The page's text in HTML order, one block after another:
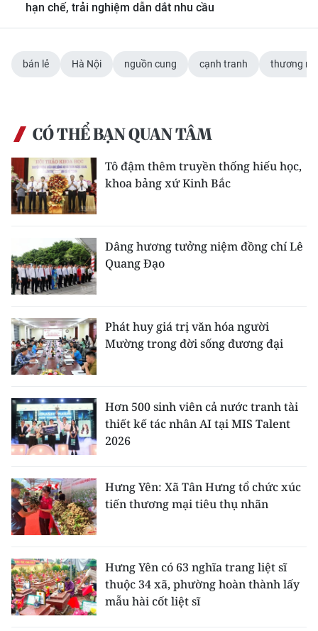
hạn chế, trải nghiệm dẫn dắt nhu cầu
bán lẻ Hà Nội nguồn cung cạnh tranh thương
CÓ THỂ BẠN QUAN TÂM
Tô đậm thêm truyền thống hiếu học,
khoa bảng xứ Kinh Bắc
Dâng hương tưởng niệm đồng chí Lê
Quang Đạo
Phát huy giá trị văn hóa người
Mường trong đời sống đương đại
Hơn 500 sinh viên cả nước tranh tài
thiết kế tác nhân AI tại MIS Talent
2026
Hưng Yên: Xã Tân Hưng tổ chức xúc
tiến thương mại tiêu thụ nhãn
Hưng Yên có 63 nghĩa trang liệt sĩ
thuộc 34 xã, phường hoàn thành lấy
mẫu hài cốt liệt sĩ